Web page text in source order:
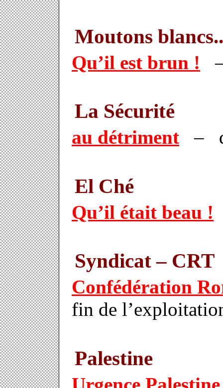
Moutons
Qu’il est brun !
La Sécurité
au détriment –
El Ché
Qu’il était beau !
Syndicat – CRT
Confédération
fin de
Palestine